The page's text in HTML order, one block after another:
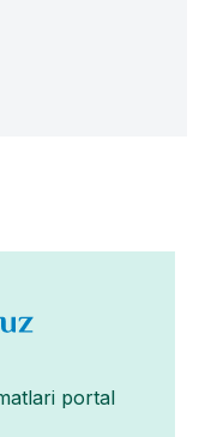
portal